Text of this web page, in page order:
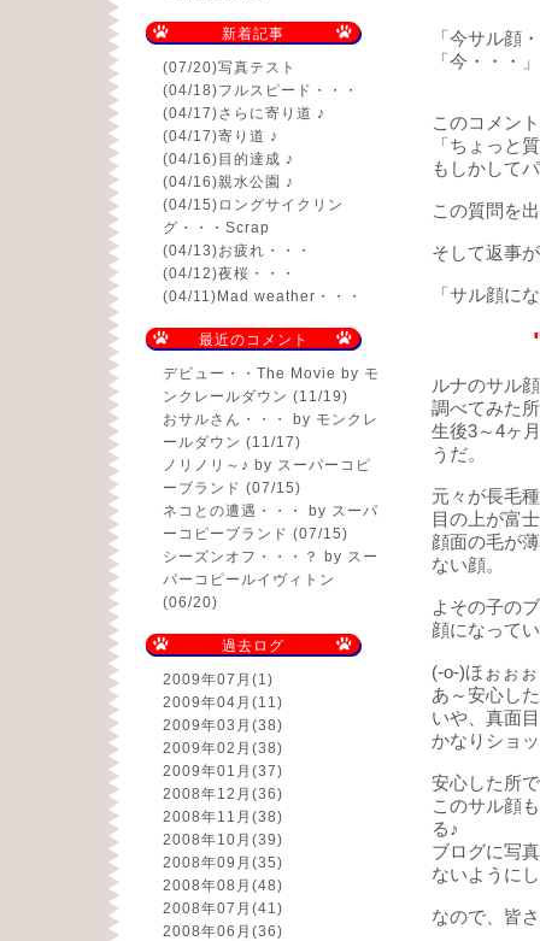
新着記事
(07/20)写真テスト
(04/18)フルスピード・・・
(04/17)さらに寄り道 ♪
(04/17)寄り道 ♪
(04/16) 目的達成 ♪
(04/16)親水公園 ♪
(04/15) ロングサイクリン
グ・・・Scrap
(04/13)お疲れ・・・
(04/12)夜桜・・・
(04/11) Mad weather・・・
最近のコメント
デビュー・・The Movie by モ
ンクレールダウン (11/19)
おサルさん・・・
by モンクレ
ールダウン (11/17)
ノリノリ～♪ by スーパーコピ
ーブランド (07/15)
ネコとの遭遇・・・
by スーパ
ーコピーブランド (07/15)
シーズンオフ・・・？
by スー
パーコピールイヴィトン
(06/20)
過去ログ
2009年07月 (1)
2009年04月 (11)
2009年03月 (38)
2009年02月 (38)
2009年01月 (37)
2008年12月 (36)
2008年11月 (38)
2008年10月 (39)
2008年09月 (35)
2008年08月 (48)
2008年07月 (41)
2008年06月 (36)
「今サル顔
「今・・・
このコメン
「ちょっと
もしかして
この質問を
そして返事
「サル顔に
ルナのサル
調べてみた
生後3～4ヶ
うだ。
元々が長毛
目の上が富
顔面の毛が
ない顔。
よその子の
顔になって
(-o-)ほぉぉ
あ～安心し
いや、真面
かなりショ
安心した所
このサル顔
る♪
ブログに写
ないように
なので、皆